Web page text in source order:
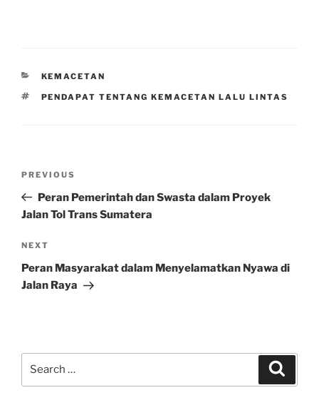
CATEGORIES
KEMACETAN
TAGS
PENDAPAT TENTANG KEMACETAN LALU LINTAS
Previous
Post
PREVIOUS
Peran Pemerintah dan Swasta dalam Proyek
Jalan Tol Trans Sumatera
Next
Post
NEXT
Peran Masyarakat dalam Menyelamatkan Nyawa di
Jalan Raya